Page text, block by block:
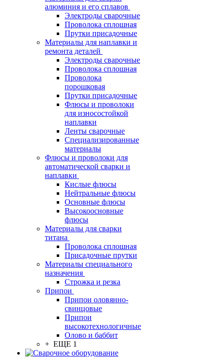
алюминия и его сплавов
Электроды сварочные
Проволока сплошная
Прутки присадочные
Материалы для наплавки и
ремонта деталей
Электроды сварочные
Проволока сплошная
Проволока
порошковая
Прутки присадочные
Флюсы и проволоки
для износостойкой
наплавки
Ленты сварочные
Специализированные
материалы
Флюсы и проволоки для
автоматической сварки и
наплавки
Кислые флюсы
Нейтральные флюсы
Основные флюсы
Высокоосновные
флюсы
Материалы для сварки
титана
Проволока сплошная
Присадочные прутки
Материалы специального
назначения
Строжка и резка
Припои
Припои оловянно-
свинцовые
Припои
высокотехнологичные
Олово и баббит
+ ЕЩЕ 1